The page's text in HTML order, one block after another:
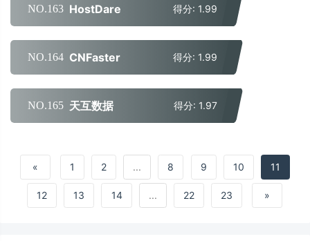
NO.163 HostDare 得分: 1.99
NO.164 CNFaster 得分: 1.99
NO.165 天互数据 得分: 1.97
« 1 2 ... 8 9 10 11
12 13 14 ... 22 23 »